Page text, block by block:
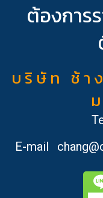
ต้องการ
บ ริ ษั ท ช้ า ง
E-mail